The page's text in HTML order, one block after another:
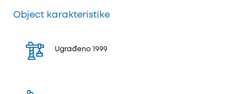
Object karakteristike
Ugrađeno 1999